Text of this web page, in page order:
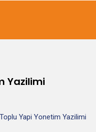
Yazilimi
Yapi Yonetim Yazilimi